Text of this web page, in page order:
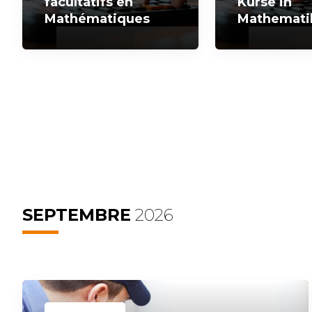
Mathématiques
SEPTEMBRE 2026